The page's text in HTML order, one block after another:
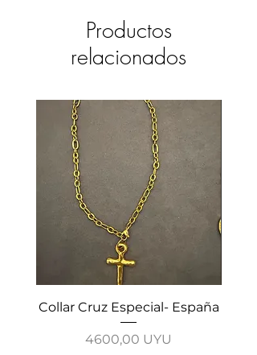
Productos
relacionados
Collar Cruz Especial- España
Precio
4600,00 UYU